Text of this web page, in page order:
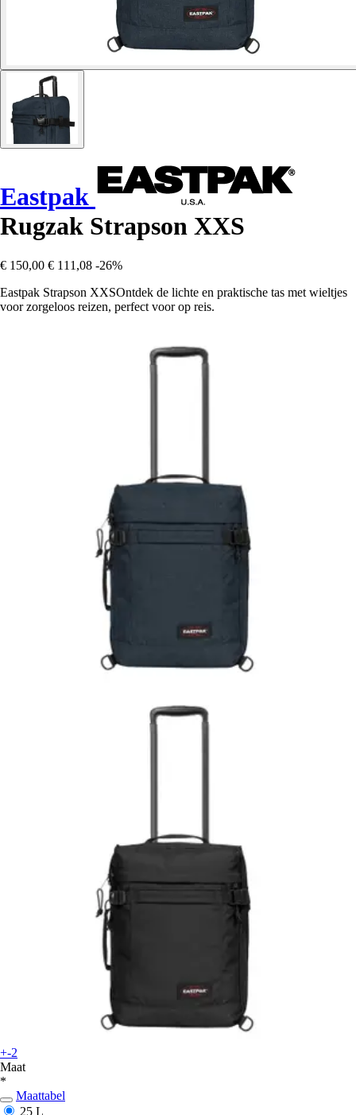
Eastpak
Rugzak Strapson XXS
€ 150,00 € 111,08 -26%
Eastpak Strapson XXSOntdek de lichte en praktische tas met wieltjes
voor zorgeloos reizen, perfect voor op reis.
+-2
Maat
*
Maattabel
25 L